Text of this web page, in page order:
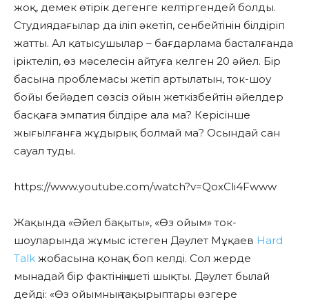
жоқ, демек өтірік дегенге келтіргендей болды.
Студиядағылар да іліп әкетіп, сенбейтінін білдіріп
жатты. Ал қатысушылар – бағдарлама басталғанда
іріктеліп, өз мәселесін айтуға келген 20 әйел. Бір
басына проблемасы жетіп артылатын, ток-шоу
бойы бейәдеп сөзсіз ойын жеткізбейтін әйелдер
басқаға эмпатия білдіре ала ма? Керісінше
жығылғанға жұдырық болмай ма? Осындай сан
сауал туды.
https://www.youtube.com/watch?v=QoxCli4Fwww
Жақында «Әйел бақыты», «Өз ойым» ток-
шоуларында жұмыс істеген Дәулет Мұқаев Hard
Talk жобасына қонақ боп келді. Сол жерде
мынадай бір фактінің шеті шықты. Дәулет былай
дейді: «Өз ойымның тақырыптары өзгере